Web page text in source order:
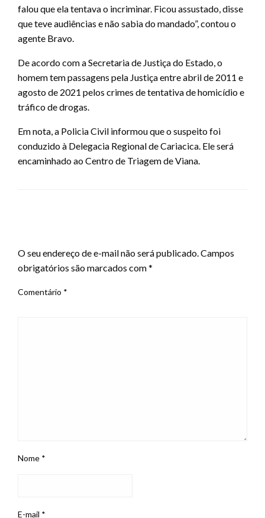
falou que ela tentava o incriminar. Ficou assustado, disse
que teve audiências e não sabia do mandado”, contou o
agente Bravo.
De acordo com a Secretaria de Justiça do Estado, o
homem tem passagens pela Justiça entre abril de 2011 e
agosto de 2021 pelos crimes de tentativa de homicídio e
tráfico de drogas.
Em nota, a Policia Civil informou que o suspeito foi
conduzido à Delegacia Regional de Cariacica. Ele será
encaminhado ao Centro de Triagem de Viana.
O seu endereço de e-mail não será publicado. Campos
obrigatórios são marcados com*
Comentário *
Nome *
E-mail *